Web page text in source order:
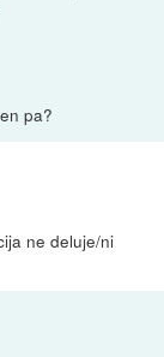
pa?
ne deluje/ni